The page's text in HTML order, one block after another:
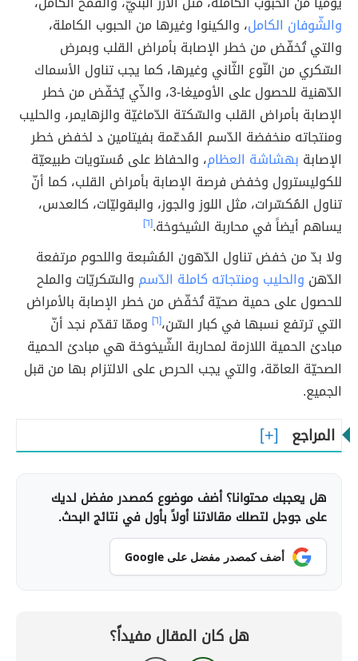
والشّوفان الكامل، والكينوا وغيرها من الحبوب الكاملة،
والتي تُخفّض من خطر الإصابة بأمراض القلب وبمرض
السّكري من النّوع الثّاني وغيرها، كما يجب تناول الأسماك
الدّهنية للحصول على الأوميغا-3، والذّي يٌخفّض من خطر
الإصابة بأمراض القلب والسّكتة الدّماغيّة والزهايمر، والحليب
ومنتجاته منخفضة الدّسم المُدعّمة بفيتامين د لخفض خطر
الإصابة بهشاشة العظام، والحفاظ على مُستويات طبيعيّة
للكوليسترول وخفض فرصة الإصابة بأمراض القلب، كما أنّ
تناول المُكسّرات، مثل اللوز والجوز، والبقوليّات، كالعدس،
يساهم أيضاً في محاربة الشيخوخة.[٦]
ولا بدّ من خفض تناول الدّهون المُشبعة واللحوم مرتفعة
الدّهن والحليب ومنتجاته كاملة الدّسم والسّكريّات والملح
للحصول على حمية صحيّة تُخفّض من خطر الإصابة بالأمراض
التي ترتفع نسبها في كبار السّن،[٦]
وممّا تقدّم نجد أنّ
مبادئ الحمية اللازمة لمحاربة الشّيخوخة هي مبادئ الحمية
الصحيّة العامّة، والتي يجب الحرص على الالتزام بها من قبل
الجميع.
المراجع
هل يعجبك محتوانا؟ أضف موضوع كمصدر مفضل لديك
على جوجل لتصلك مقالاتنا أولاً بأول في نتائج البحث.
أضف كمصدر مفضل على Google
هل كان المقال مفيداً؟